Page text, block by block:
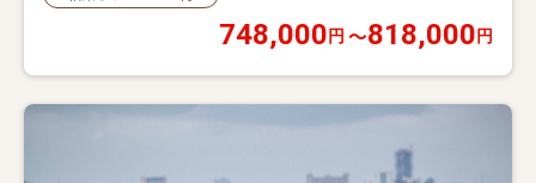
748,000 円 〜818,000 円